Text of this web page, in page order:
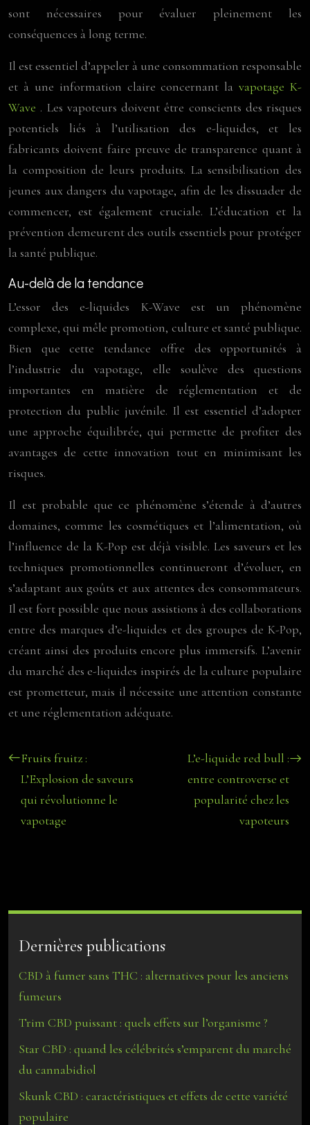
sont nécessaires pour évaluer pleinement les
conséquences à long terme.
Il est essentiel d’appeler à une consommation responsable
et à une information claire concernant lavapotage K-
Wave . Les vapoteurs doivent être conscients des risques
potentiels liés à l’utilisation des e-liquides, et les
fabricants doivent faire preuve de transparence quant à
la composition de leurs produits. La sensibilisation des
jeunes aux dangers du vapotage, afin de les dissuader de
commencer, est également cruciale. L’éducation et la
prévention demeurent des outils essentiels pour protéger
la santé publique.
Au-delà de la tendance
L’essor des e-liquides K-Wave est un phénomène
complexe, qui mêle promotion, culture et santé publique.
Bien que cette tendance offre des opportunités à
l’industrie du vapotage, elle soulève des questions
importantes en matière de réglementation et de
protection du public juvénile. Il est essentiel d’adopter
une approche équilibrée, qui permette de profiter des
avantages de cette innovation tout en minimisant les
risques.
Il est probable que ce phénomène s’étende à d’autres
domaines, comme les cosmétiques et l’alimentation, où
l’influence de la K-Pop est déjà visible. Les saveurs et les
techniques promotionnelles continueront d’évoluer, en
s’adaptant aux goûts et aux attentes des consommateurs.
Il est fort possible que nous assistions à des collaborations
entre des marques d’e-liquides et des groupes de K-Pop,
créant ainsi des produits encore plus immersifs. L’avenir
du marché des e-liquides inspirés de la culture populaire
est prometteur, mais il nécessite une attention constante
et une réglementation adéquate.
Fruits fruitz :
L’Explosion de saveurs
qui révolutionne le
vapotage
L’e-liquide red bull :
entre controverse et
popularité chez les
vapoteurs
Dernières publications
CBD à fumer sans THC : alternatives pour les anciens
fumeurs
Trim CBD puissant : quels effets sur l’organisme ?
Star CBD : quand les célébrités s’emparent du marché
du cannabidiol
Skunk CBD : caractéristiques et effets de cette variété
populaire